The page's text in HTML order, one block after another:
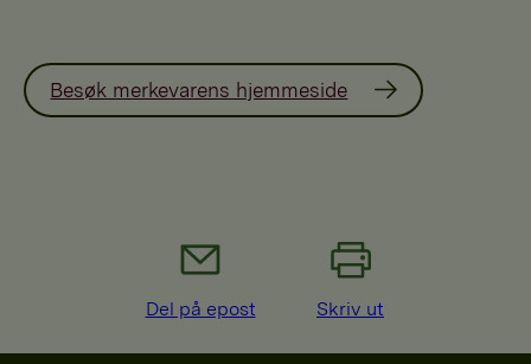
Besøk merkevarens hjemmeside
Del på epost Skriv ut